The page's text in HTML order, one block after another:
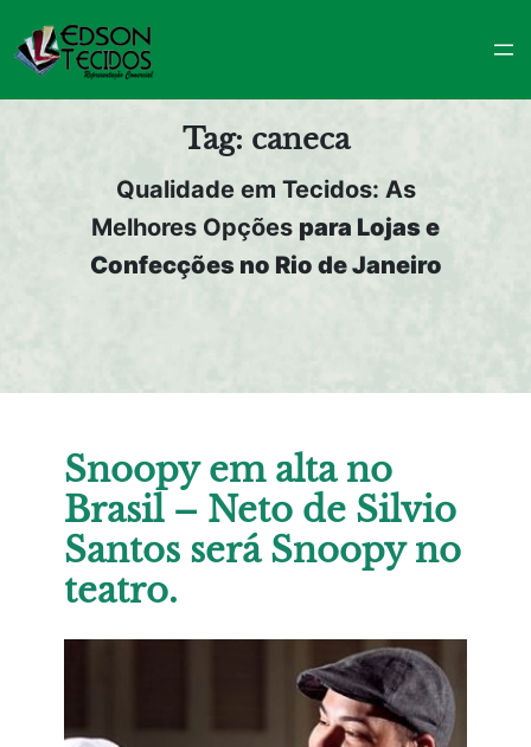
Pular
para
o
Tag: caneca
Qualidade em Tecidos: As
Melhores Opções para Lojas e
Confecções no Rio de Janeiro
Snoopy em alta no
Brasil – Neto de Silvio
Santos será Snoopy no
teatro.